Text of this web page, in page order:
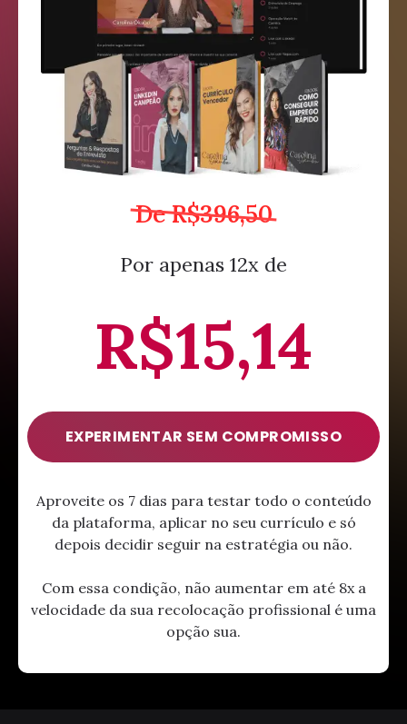
De R$396,50
Por apenas 12x de
R$15,14
EXPERIMENTAR SEM COMPROMISSO
Aproveite os 7 dias para testar todo o conteúdo
da plataforma, aplicar no seu currículo e só
depois decidir seguir na estratégia ou não.
Com essa condição, não aumentar em até 8x a
velocidade da sua recolocação profissional é uma
opção sua.